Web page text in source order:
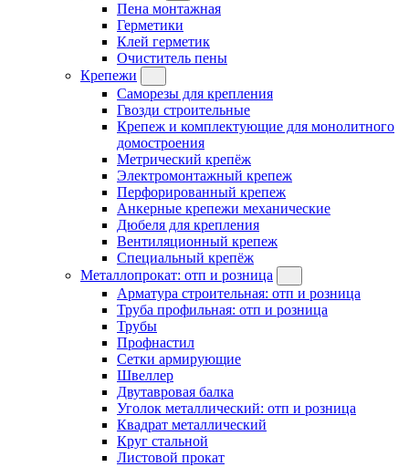
Пена монтажная
Герметики
Клей герметик
Очиститель пены
Крепежи
Саморезы для крепления
Гвозди строительные
Крепеж и комплектующие для монолитного
домостроения
Метрический крепёж
Электромонтажный крепеж
Перфорированный крепеж
Анкерные крепежи механические
Дюбеля для крепления
Вентиляционный крепеж
Специальный крепёж
Металлопрокат: отп и розница
Арматура строительная: отп и розница
Труба профильная: отп и розница
Трубы
Профнастил
Сетки армирующие
Швеллер
Двутавровая балка
Уголок металлический: отп и розница
Квадрат металлический
Круг стальной
Листовой прокат